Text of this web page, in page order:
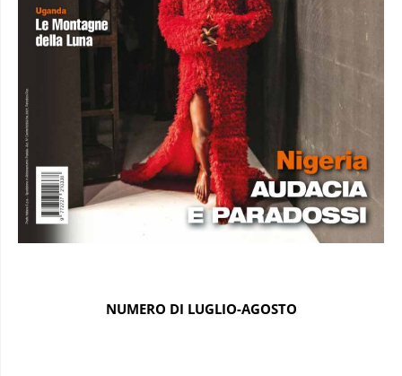
NUMERO DI LUGLIO-AGOSTO